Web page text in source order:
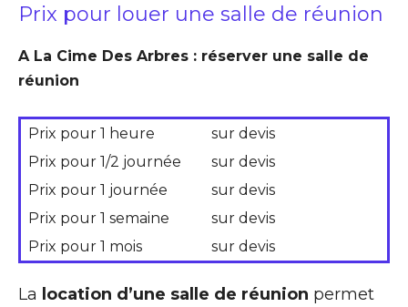
Prix pour louer une salle de réunion
A La Cime Des Arbres : réserver une salle de
réunion
Prix pour 1 heure
sur devis
Prix pour 1/2 journée
sur devis
Prix pour 1 journée
sur devis
Prix pour 1 semaine
sur devis
Prix pour 1 mois
sur devis
La location d’une salle de réunion permet